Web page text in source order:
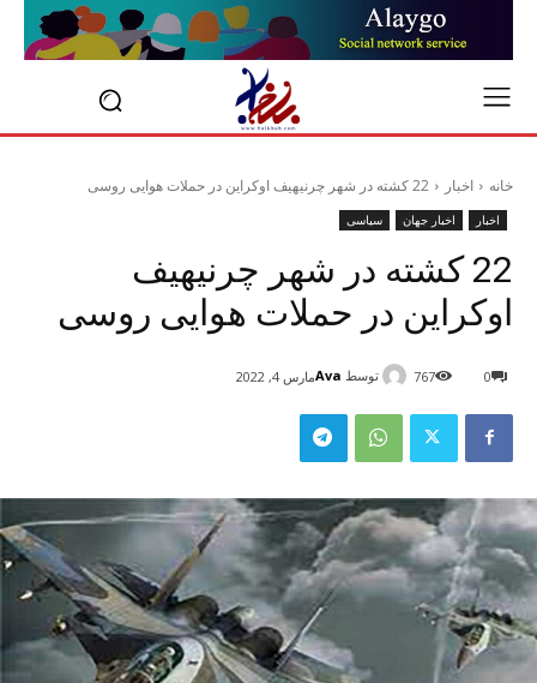
خانه اخبار 22 کشته در شهر چرنیهیف اوکراین در حملات هوایی روسی
اخبار اخبار جهان سیاسی
22 کشته در شهر چرنیهیف
اوکراین در حملات هوایی روسی
توسط Avaمارس 4, 2022 0
767